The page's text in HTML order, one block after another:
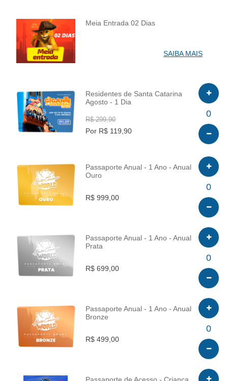
INFO
Meia Entrada 02 Dias
SAIBA MAIS
INFO
Residentes de Santa Catarina
Agosto - 1 Dia
R$ 299,90
Por R$ 119,90
0
INFO
Passaporte Anual - 1 Ano - Anual
Ouro
R$ 999,00
0
INFO
Passaporte Anual - 1 Ano - Anual
Prata
R$ 699,00
0
INFO
Passaporte Anual - 1 Ano - Anual
Bronze
R$ 499,00
0